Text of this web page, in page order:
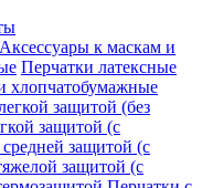
Аксессуары к маскам и
Перчатки латексные
хлопчатобумажные
защитой (без
защитой (с
защитой (с
защитой (с